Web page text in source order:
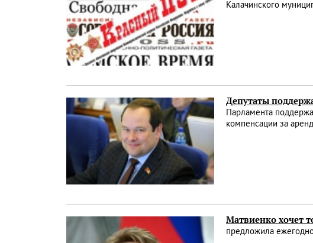
Калачинского
Депутаты
Парламента
компенсации за
Матвиенко хочет
предложила